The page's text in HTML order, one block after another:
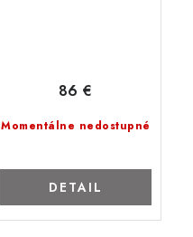
Momentálne nedostupné
86 €
DETAIL